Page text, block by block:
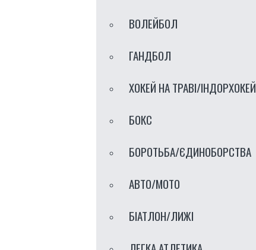
ВОЛЕЙБОЛ
ГАНДБОЛ
ХОКЕЙ НА ТРАВI/IНДОРХОКЕЙ
БОКС
БОРОТЬБА/ЄДИНОБОРСТВА
АВТО/МОТО
БІАТЛОН/ЛИЖІ